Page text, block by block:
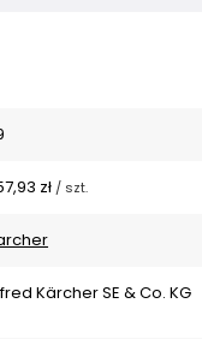
zł / szt.
Kärcher SE & Co. KG